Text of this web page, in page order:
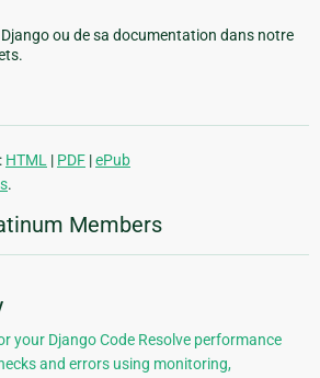
ou de sa documentation dans notre
HTML | PDF |ePub
.
Members
your Django Code Resolve performance
and errors using monitoring,